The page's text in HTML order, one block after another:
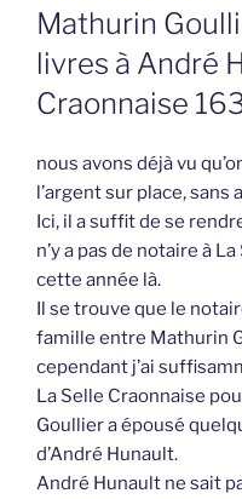
LE
Mathurin
livres à André
Craonnaise
nous avons déjà vu
l’argent sur place, sans
Ici, il a suffit de se
n’y a pas de notaire à
cette année là.
Il se trouve que le
famille entre Mathurin
cependant j’ai
La Selle Craonnaise
Goullier a épousé
d’André Hunault.
André Hunault ne sait